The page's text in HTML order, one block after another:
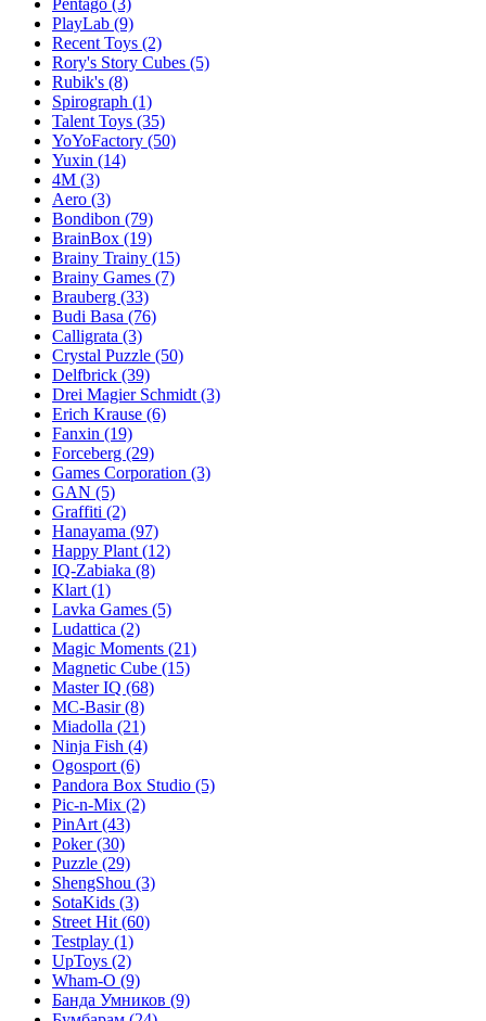
Pentago (3)
PlayLab (9)
Recent Toys (2)
Rory's Story Cubes (5)
Rubik's (8)
Spirograph (1)
Talent Toys (35)
YoYoFactory (50)
Yuxin (14)
4M (3)
Aero (3)
Bondibon (79)
BrainBox (19)
Brainy Trainy (15)
Brainy Games (7)
Brauberg (33)
Budi Basa (76)
Calligrata (3)
Crystal Puzzle (50)
Delfbrick (39)
Drei Magier Schmidt (3)
Erich Krause (6)
Fanxin (19)
Forceberg (29)
Games Corporation (3)
GAN (5)
Graffiti (2)
Hanayama (97)
Happy Plant (12)
IQ-Zabiaka (8)
Klart (1)
Lavka Games (5)
Ludattica (2)
Magic Moments (21)
Magnetic Cube (15)
Master IQ (68)
MC-Basir(8)
Miadolla (21)
Ninja Fish (4)
Ogosport (6)
Pandora Box Studio (5)
Pic-n-Mix (2)
PinArt (43)
Poker(30)
Puzzle (29)
ShengShou (3)
SotaKids (3)
Street Hit (60)
Testplay (1)
UpToys (2)
Wham-O (9)
Банда Умников (9)